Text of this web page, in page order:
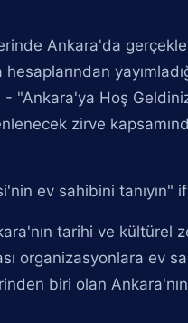
Ankara'da
- "Ankara'ya Hoş
zirve
ev sahibini tanıyın"
tarihi ve kültürel
organizasyonlara ev
biri olan